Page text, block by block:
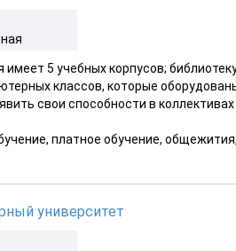
5 учебных корпусов;
классов, которые
свои способности в коллективах
платное обучение,
университет